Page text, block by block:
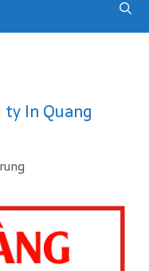
In Quang